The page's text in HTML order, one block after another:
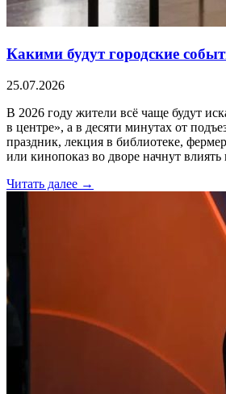
Какими будут городские
25.07.2026
В 2026 году жители всё чаще будут
в центре», а в десяти минутах от
праздник, лекция в библиотеке,
или кинопоказ во дворе начнут
Читать далее →